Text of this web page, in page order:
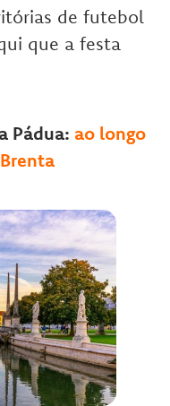
de futebol
que a festa
Pádua: ao longo